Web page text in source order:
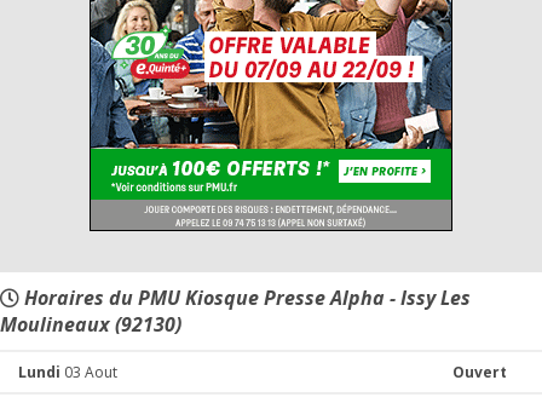
Horaires du PMU Kiosque Presse Alpha - Issy Les
Moulineaux (92130)
Lundi 03 Aout Ouvert